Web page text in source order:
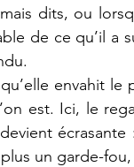
dits, ou
de ce qu’il a
envahit le
est. Ici, le
écrasante
un garde-